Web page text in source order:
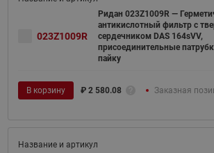
023Z1009R
Ридан 023Z1009R —
антикислотный фильтр с
сердечником DAS 164sVV,
присоединительные
пайку
В корзину ₽ 2 580.08 Заказная